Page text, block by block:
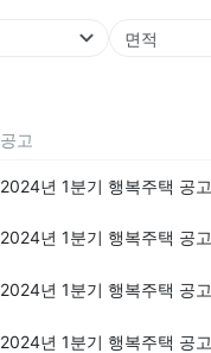
면적
공고
2024년 1분기 행복주택 공고
2024년 1분기 행복주택 공고
2024년 1분기 행복주택 공고
2024년 1분기 행복주택 공고